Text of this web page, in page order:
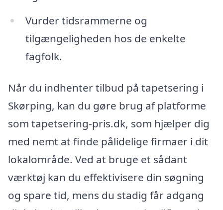
Vurder tidsrammerne og
tilgængeligheden hos de enkelte
fagfolk.
Når du indhenter tilbud på tapetsering i
Skørping, kan du gøre brug af platforme
som tapetsering-pris.dk, som hjælper dig
med nemt at finde pålidelige firmaer i dit
lokalområde. Ved at bruge et sådant
værktøj kan du effektivisere din søgning
og spare tid, mens du stadig får adgang